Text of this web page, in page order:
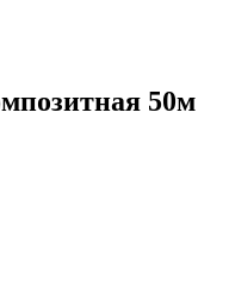
50м